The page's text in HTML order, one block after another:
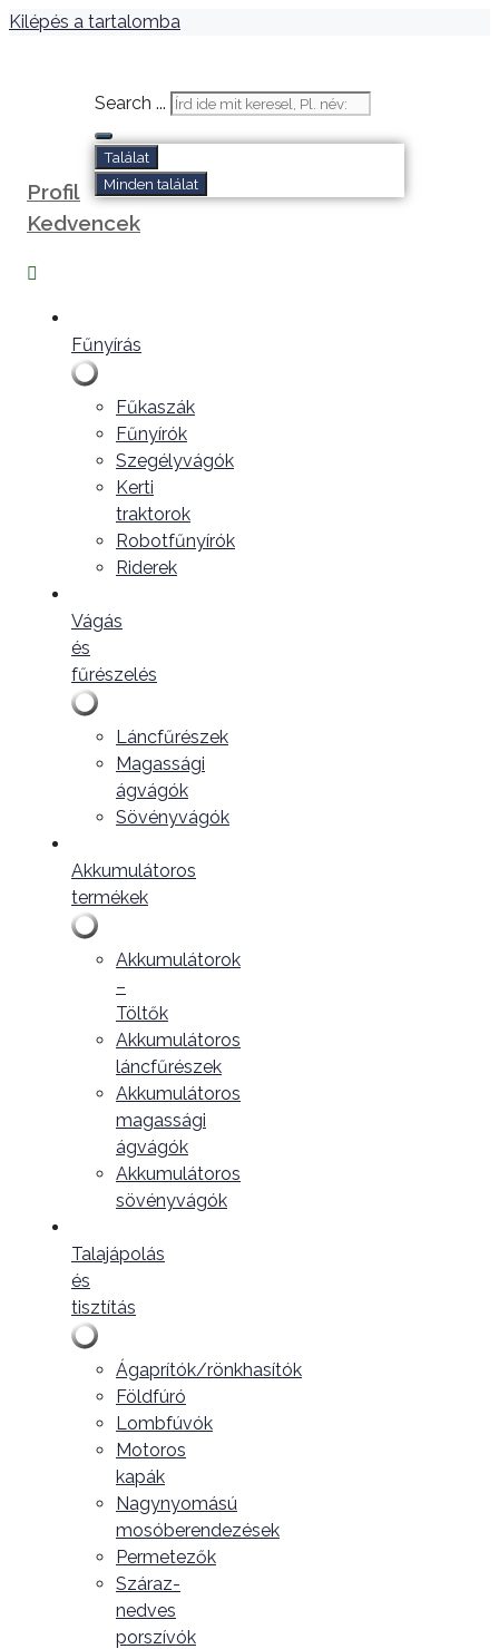
Kilépés a tartalomba
Search ...
Találat
Minden találat
Profil
Kedvencek
Fűnyírás
Fűkaszák
Fűnyírók
Szegélyvágók
Kerti
traktorok
Robotfűnyírók
Riderek
Vágás
és
fűrészelés
Láncfűrészek
Magassági
ágvágók
Sövényvágók
Akkumulátoros
termékek
Akkumulátorok
–
Töltők
Akkumulátoros
láncfűrészek
Akkumulátoros
magassági
ágvágók
Akkumulátoros
sövényvágók
Talajápolás
és
tisztítás
Ágaprítók/rönkhasítók
Földfúró
Lombfúvók
Motoros
kapák
Nagynyomású
mosóberendezések
Permetezők
Száraz-
nedves
porszívók